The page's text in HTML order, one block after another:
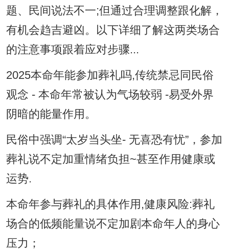
题、民间说法不一;但通过合理调整跟化解，
有机会趋吉避凶。以下详细了解这两类场合
的注意事项跟着应对步骤...
2025本命年能参加葬礼吗,传统禁忌同民俗
观念 - 本命年常被认为气场较弱 -易受外界
阴暗的能量作用。
民俗中强调“太岁当头坐- 无喜恐有忧”，参加
葬礼说不定加重情绪负担~甚至作用健康或
运势.
本命年参与葬礼的具体作用,健康风险:葬礼
场合的低频能量说不定加剧本命年人的身心
压力；